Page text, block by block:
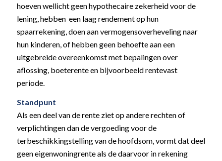
hoeven wellicht geen hypothecaire zekerheid voor de
lening, hebben een laag rendement op hun
spaarrekening, doen aan vermogensoverheveling naar
hun kinderen, of hebben geen behoefte aan een
uitgebreide overeenkomst met bepalingen over
aflossing, boeterente en bijvoorbeeld rentevast
periode.
Standpunt
Als een deel van de rente ziet op andere rechten of
verplichtingen dan de vergoeding voor de
terbeschikkingstelling van de hoofdsom, vormt dat deel
geen eigenwoningrente als de daarvoor in rekening